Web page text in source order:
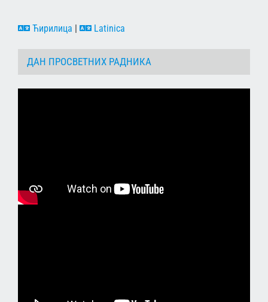
Ћирилица | Latinica
ДАН ПРОСВЕТНИХ РАДНИКА